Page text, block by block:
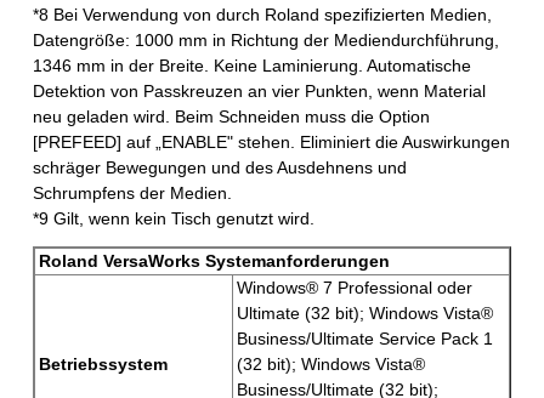
*8 Bei Verwendung von durch Roland spezifizierten Medien,
Datengröße: 1000 mm in Richtung der Mediendurchführung,
1346 mm in der Breite. Keine Laminierung. Automatische
Detektion von Passkreuzen an vier Punkten, wenn Material
neu geladen wird. Beim Schneiden muss die Option
[PREFEED] auf „ENABLE" stehen. Eliminiert die Auswirkungen
schräger Bewegungen und des Ausdehnens und
Schrumpfens der Medien.
*9 Gilt, wenn kein Tisch genutzt wird.
Roland VersaWorks Systemanforderungen
Betriebssystem
Windows® 7 Professional oder
Ultimate (32 bit); Windows Vista®
Business/Ultimate Service Pack 1
(32 bit); Windows Vista®
Business/Ultimate (32 bit);